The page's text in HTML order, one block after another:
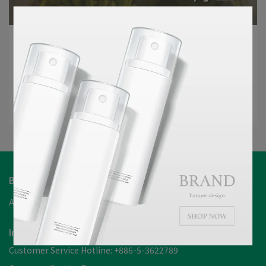
香蕉園的噩夢!黃葉病肆虐
你知道嗎?全球香蕉產區正飽受著 黃葉病的威脅! 該如何應
對黃葉病⁉目前我們可以⋯
BIOYO Biotech Co., Ltd
About BIOYO Member Login Refund Terms
Information
Customer Service Hotline: +886-5-3622789